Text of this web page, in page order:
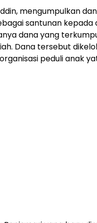
mengumpulkan
santunan kepada
dana yang
Dana tersebut
peduli anak